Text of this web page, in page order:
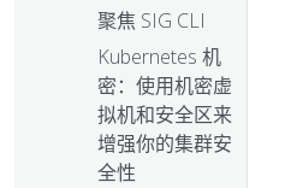
聚焦 SIG CLI
Kubernetes 机
密：使用机密虚
拟机和安全区来
增强你的集群安
全性